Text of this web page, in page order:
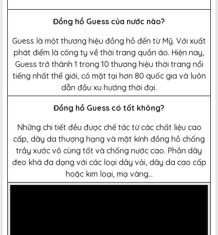
Đồng hồ Guess của nước nào?
Guess là một thương hiệu đồng hồ đến từ Mỹ. Với xuất
phát điểm là công ty về thời trang quần áo. Hiện nay,
Guess trở thành 1 trong 10 thương hiệu thời trang nổi
tiếng nhất thế giới, có mặt tại hơn 80 quốc gia và luôn
dẫn đầu xu hướng thời đại.
Đồng hồ Guess có tốt không?
Những chi tiết đều được chế tác từ các chất liệu cao
cấp, dây da thượng hạng và mặt kính đồng hồ chống
trầy xước vô cùng tốt và chống nước cao. Phần dây
đeo khá đa dạng với các loại dây vải, dây da cao cấp
hoặc kim loại, mạ vàng…